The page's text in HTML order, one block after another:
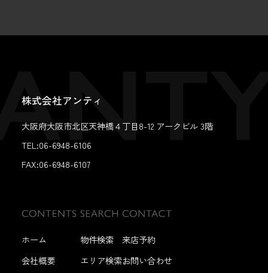
株式会社アンティ
大阪府大阪市北区天神橋４丁目8-12 アークビル 3階
TEL:06-6948-6106
FAX:06-6948-6107
ホーム
会社概要
物件検索
エリア検索
来店予約
お問い合わせ